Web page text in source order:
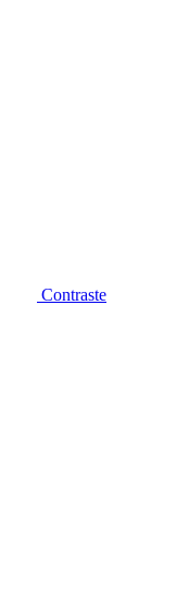
Contraste